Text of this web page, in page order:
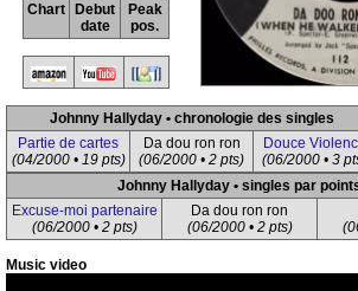
Chart
Debut
date
Peak
pos.
Johnny Hallyday • chronologie des singles
Partie de cartes
(04/2000 • 19 pts)
Da dou ron ron
(06/2000 • 2 pts)
Douce
(06/2000 • 3
Johnny Hallyday • singles par
Excuse-moi partenaire
(06/2000 • 2 pts)
Da dou ron ron
(06/2000 • 2 pts)
Music video